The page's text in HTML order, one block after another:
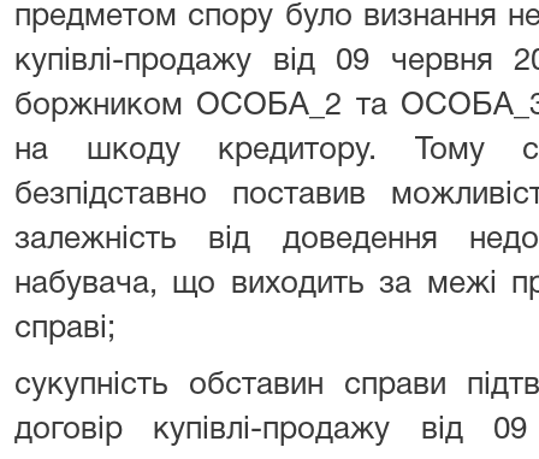
предметом спору було визнання
купівлі-продажу від 09 червня
боржником ОСОБА_2 та
на шкоду кредитору. Тому суд
безпідставно поставив
залежність від доведення
набувача, що виходить за межі
справі;
сукупність обставин справи
договір купівлі-продажу від